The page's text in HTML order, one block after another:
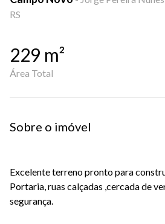
RS
229 m²
Área Total
Sobre o imóvel
Excelente terreno pronto para
Portaria, ruas calçadas ,cercada de
segurança.